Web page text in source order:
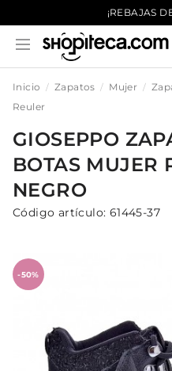
¡REBAJAS
Inicio Zapatos Mujer
Reuler
GIOSEPPO
BOTAS MUJER
NEGRO
Código artículo: 61445-37
-50%